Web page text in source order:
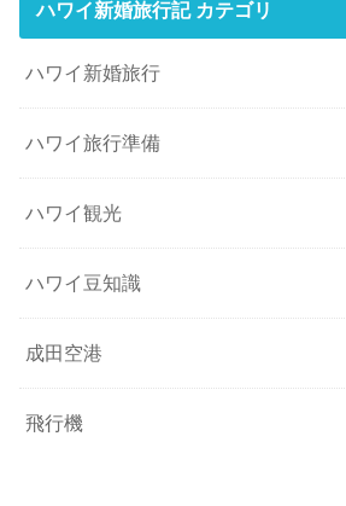
ハワイ新婚旅行記 カテゴリ
ハワイ新婚旅行
ハワイ旅行準備
ハワイ観光
ハワイ豆知識
成田空港
飛行機